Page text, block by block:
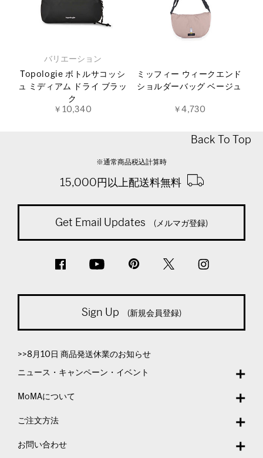
バリエーション
Topologie ボトルサコッシ
ュ ミディアム ドライ ブラッ
ク
￥10,340
ミッフィー ウィークエンド
ショルダーバッグ ベージュ
￥4,730
Back To Top
※通常商品税込計算時
15,000円以上配送料無料
Get Email Updates (メルマガ登録)
Sign Up (新規会員登録)
>>8月10日 商品発送休業のお知らせ
ニュース・キャンペーン・イベント
MoMAについて
ご注文方法
お問い合わせ